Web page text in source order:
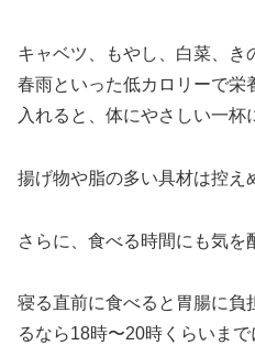
キャベツ、もやし、白菜、き
春雨といった低カロリーで栄
入れると、体にやさしい一杯
揚げ物や脂の多い具材は控え
さらに、食べる時間にも気を
寝る直前に食べると胃腸に負
るなら18時〜20時くらいま